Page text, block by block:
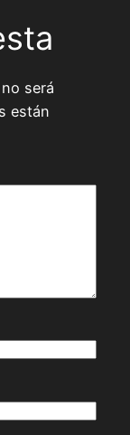
será
están